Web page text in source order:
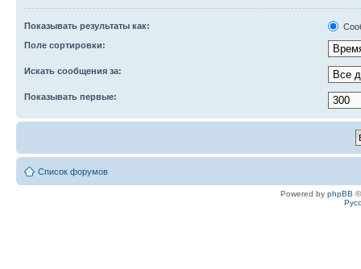
Показывать результаты как:
Поле сортировки:
Искать сообщения за:
Показывать первые:
Список форумов
Powered by phpBB